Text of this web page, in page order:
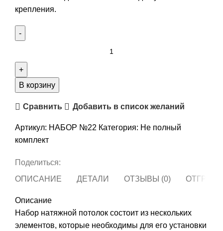
крепления.
Комплект
натяжного
“Своими
№22
комнаты
х
2.8м
В корзину
Сравнить Добавить в список желаний
Артикул: НАБОР №22 Категория: Не полный
комплект
Поделиться:
ОПИСАНИЕ
ДЕТАЛИ ОТЗЫВЫ (0)
Описание
Набор натяжной потолок состоит из нескольких
элементов, которые необходимы для его установки